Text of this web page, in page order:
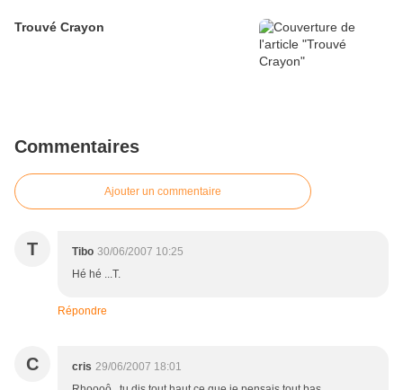
Trouvé Crayon
Commentaires
Ajouter un commentaire
T Tibo 30/06/2007 10:25
Hé hé ...T.
Répondre
C cris 29/06/2007 18:01